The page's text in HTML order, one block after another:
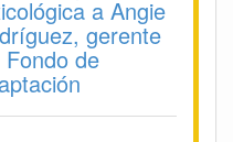
a Angie
gerente
Fondo de